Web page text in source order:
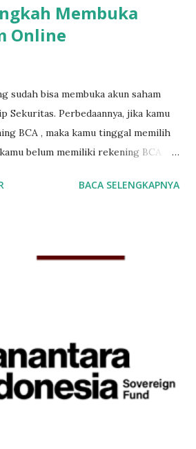
Membuka
Online
sudah bisa membuka akun saham
Sekuritas. Perbedaannya, jika kamu
BCA , maka kamu tinggal memilih
belum memiliki rekening BCA ,
online di Phillip Sekuritas
nya. Nah satu keunggulan jika
rekening BCA atau rekening Bank
print dokumen fisik lagi. Jadi bisa
selesai semuanya full online. Jadi
BACA SELENGKAPNYA